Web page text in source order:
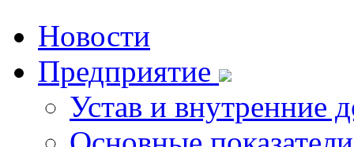
Новости
Предприятие
Устав и внутренние